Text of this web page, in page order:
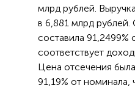
млрд рублей.
в 6,881 млрд рублей.
составила 91,2499%
соответствует
Цена отсечения
91,19% от номинала,